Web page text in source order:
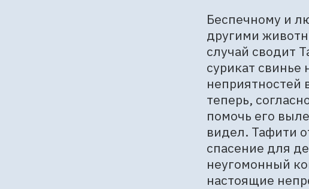
Беспечному и
другими
случай сводит
сурикат
неприятностей
теперь,
помочь его
видел. Тафити
спасение для
неугомонный
настоящие